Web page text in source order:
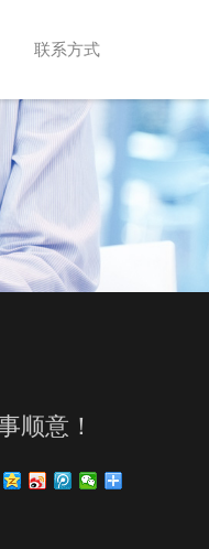
联系方式
顺意！